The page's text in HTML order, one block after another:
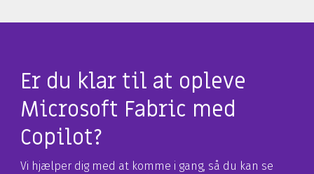
Er du klar til at opleve
Microsoft Fabric med
Copilot?
Vi hjælper dig med at komme i gang, så du kan se